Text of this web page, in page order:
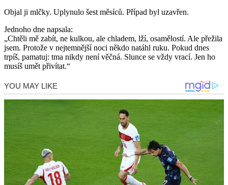
Objal ji mlčky. Uplynulo šest měsíců. Případ byl uzavřen.
Jednoho dne napsala:
„Chtěli mě zabít, ne kulkou, ale chladem, lží, osamělostí. Ale přežila
jsem. Protože v nejtemnější noci někdo natáhl ruku. Pokud dnes
trpíš, pamatuj: tma nikdy není věčná. Slunce se vždy vrací. Jen ho
musíš umět přivítat.“